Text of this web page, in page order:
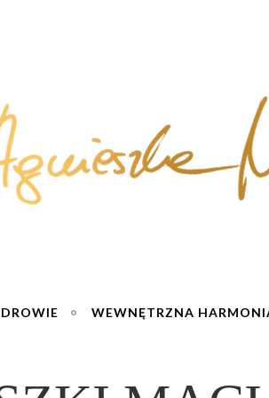
WEWNĘTRZNA